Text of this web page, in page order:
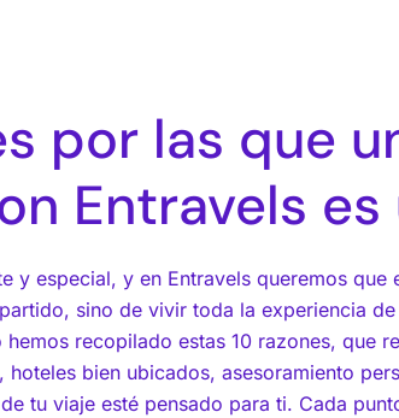
por las que
Entravels es
y especial, y en Entravels queremos que
sino de vivir toda la experiencia de
recopilado estas 10 razones, que
bien ubicados, asesoramiento
tu viaje esté pensado para ti. Cada